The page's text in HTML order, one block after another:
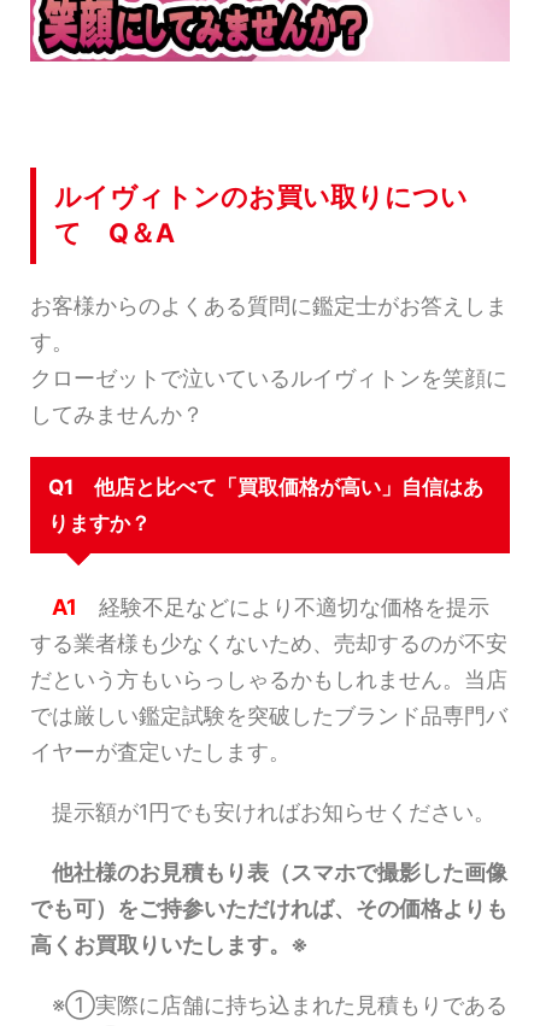
ルイヴィトンのお買い取りについ
て Q＆A
お客様からのよくある質問に鑑定士がお答えしま
す。
クローゼットで泣いているルイヴィトンを笑顔に
してみませんか？
Q1 他店と比べて「買取価格が高い」自信はあ
りますか？
A1 経験不足などにより不適切な価格を提示
する業者様も少なくないため、売却するのが不安
だという方もいらっしゃるかもしれません。当店
では厳しい鑑定試験を突破したブランド品専門バ
イヤーが査定いたします。
提示額が1円でも安ければお知らせください。
他社様のお見積もり表（スマホで撮影した画像
でも可）をご持参いただければ、その価格よりも
高くお買取りいたします。※
※①実際に店舗に持ち込まれた見積もりである